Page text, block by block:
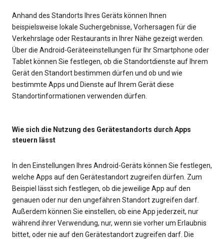
Anhand des Standorts Ihres Geräts können Ihnen
beispielsweise lokale Suchergebnisse, Vorhersagen für die
Verkehrslage oder Restaurants in Ihrer Nähe gezeigt werden.
Über die Android-Geräteeinstellungen für Ihr Smartphone oder
Tablet können Sie festlegen, ob die Standortdienste auf Ihrem
Gerät den Standort bestimmen dürfen und ob und wie
bestimmte Apps und Dienste auf Ihrem Gerät diese
Standortinformationen verwenden dürfen.
Wie sich die Nutzung des Gerätestandorts durch Apps
steuern lässt
In den Einstellungen Ihres Android-Geräts können Sie festlegen,
welche Apps auf den Gerätestandort zugreifen dürfen. Zum
Beispiel lässt sich festlegen, ob die jeweilige App auf den
genauen oder nur den ungefähren Standort zugreifen darf.
Außerdem können Sie einstellen, ob eine App jederzeit, nur
während ihrer Verwendung, nur, wenn sie vorher um Erlaubnis
bittet, oder nie auf den Gerätestandort zugreifen darf. Die